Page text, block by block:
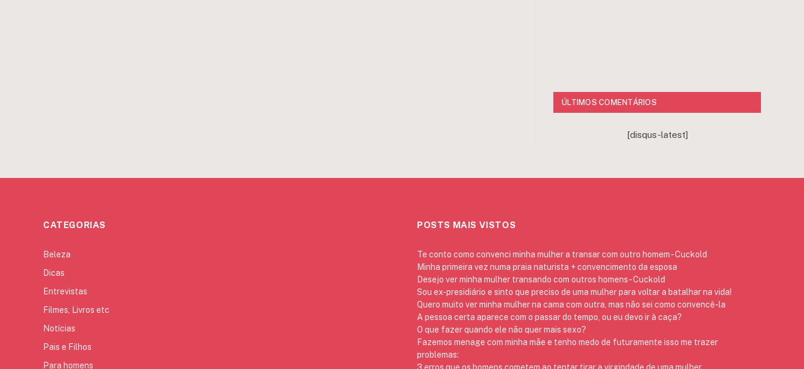
ÚLTIMOS COMENTÁRIOS
[disqus-latest]
CATEGORIAS
Beleza
Dicas
Entrevistas
Filmes, Livros etc
Notícias
Pais e Filhos
Para homens
POSTS MAIS VISTOS
Te conto como convenci minha mulher a transar com outro homem - Cuckold
Minha primeira vez numa praia naturista + convencimento da esposa
Desejo ver minha mulher transando com outros homens - Cuckold
Sou ex-presidiário e sinto que preciso de uma mulher para voltar a batalhar na vida!
Quero muito ver minha mulher na cama com outra, mas não sei como convencê-la
A pessoa certa aparece com o passar do tempo, ou eu devo ir à caça?
O que fazer quando ele não quer mais sexo?
Fazemos menage com minha mãe e tenho medo de futuramente isso me trazer
problemas:
3 erros que os homens cometem ao tentar tirar a virgindade de uma mulher